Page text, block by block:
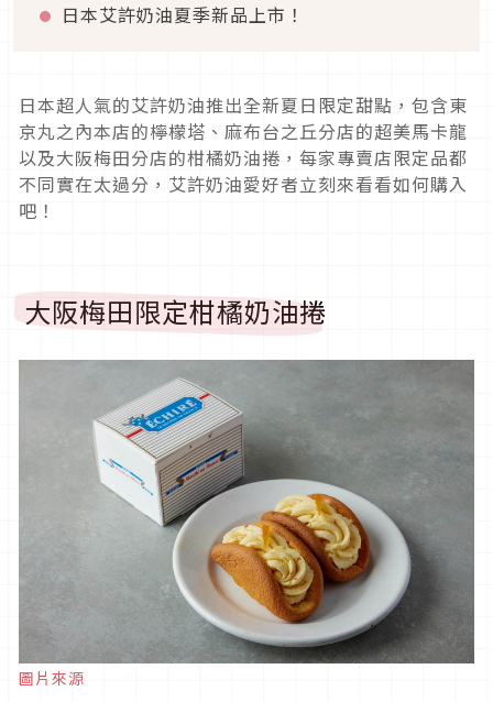
日本艾許奶油夏季新品上市！
日本超人氣的艾許奶油推出全新夏日限定甜點，包含東
京丸之內本店的檸檬塔、麻布台之丘分店的超美馬卡龍
以及大阪梅田分店的柑橘奶油捲，每家專賣店限定品都
不同實在太過分，艾許奶油愛好者立刻來看看如何購入
吧！
大阪梅田限定柑橘奶油捲
圖片來源